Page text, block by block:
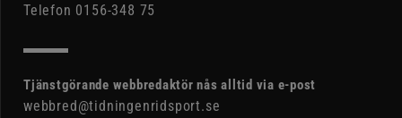
Telefon 0156-348 75
Tjänstgörande webbredaktör nås alltid via e-post
webbred@tidningenridsport.se